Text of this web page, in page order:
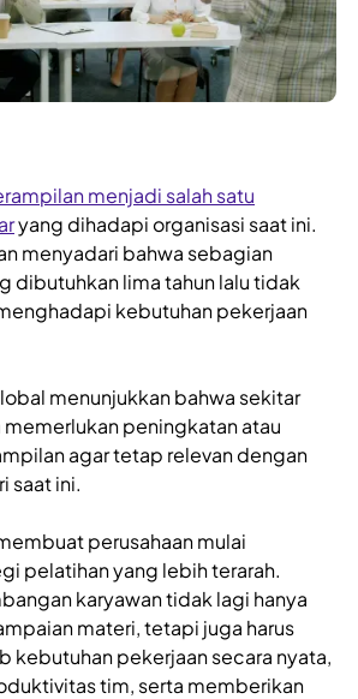
menjadi salah satu
yang dihadapi organisasi saat ini.
menyadari bahwa sebagian
dibutuhkan lima tahun lalu tidak
kebutuhan pekerjaan
menunjukkan bahwa sekitar
peningkatan atau
agar tetap relevan dengan
saat ini.
perusahaan mulai
pelatihan yang lebih terarah.
karyawan tidak lagi hanya
materi, tetapi juga harus
kebutuhan pekerjaan secara nyata,
tim, serta memberikan